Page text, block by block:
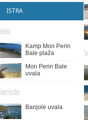
ISTRA
Kamp Mon Perin
Bale plaža
Mon Perin Bale
uvala
Banjole uvala